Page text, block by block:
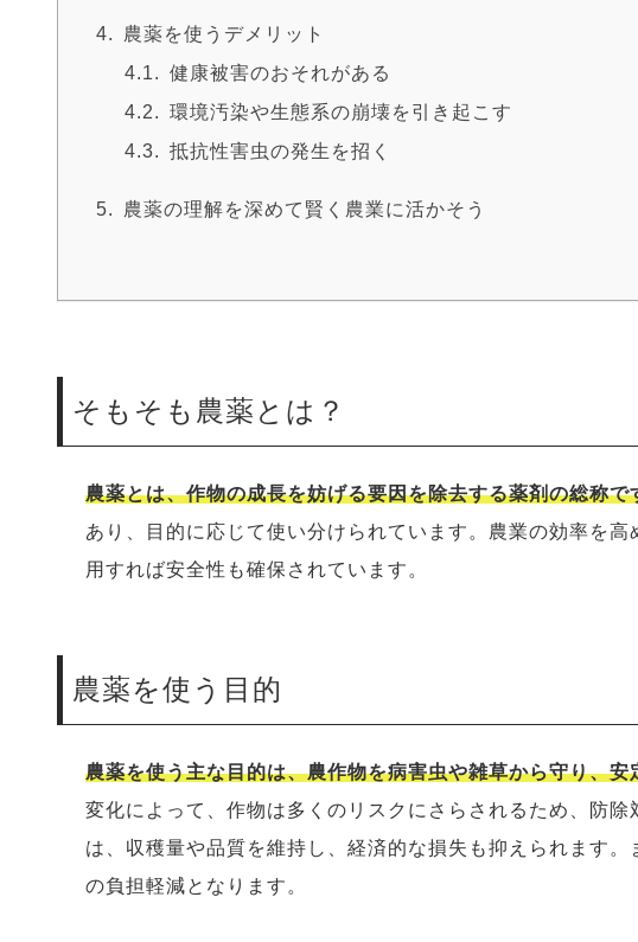
農薬を使うデメリット
健康被害のおそれがある
環境汚染や生態系の崩壊を引き起こす
抵抗性害虫の発生を招く
農薬の理解を深めて賢く農業に活かそう
そもそも農薬とは？
農薬とは、作物の成長を妨げる要因を除去する薬剤の総称で
あり、目的に応じて使い分けられています。農業の効率を
用すれば安全性も確保されています。
農薬を使う目的
農薬を使う主な目的は、農作物を病害虫や雑草から守り、
変化によって、作物は多くのリスクにさらされるため、防
は、収穫量や品質を維持し、経済的な損失も抑えられます
の負担軽減となります。